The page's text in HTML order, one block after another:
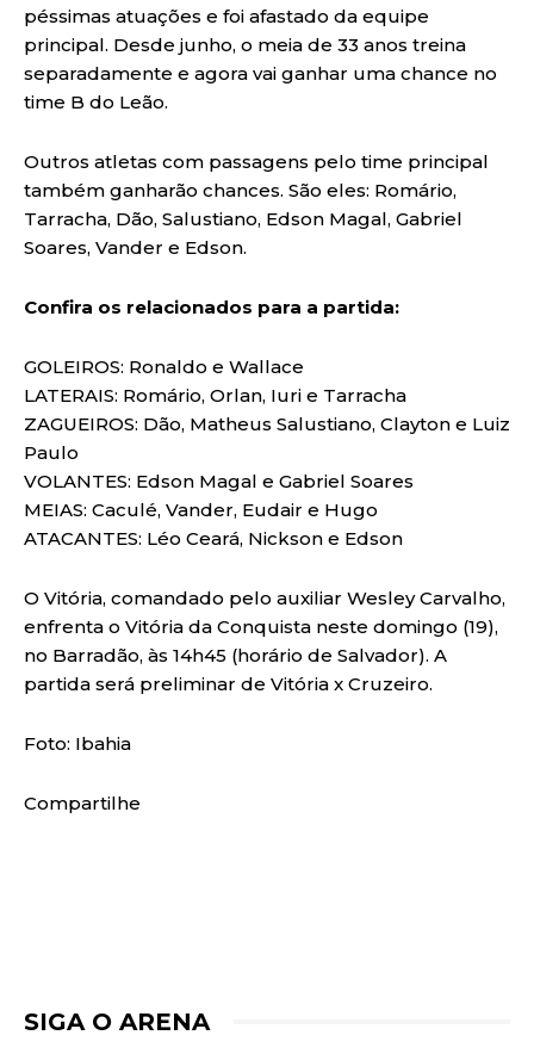
péssimas atuações e foi afastado da equipe
principal. Desde junho, o meia de 33 anos treina
separadamente e agora vai ganhar uma chance no
time B do Leão.
Outros atletas com passagens pelo time principal
também ganharão chances. São eles: Romário,
Tarracha, Dão, Salustiano, Edson Magal, Gabriel
Soares, Vander e Edson.
Confira os relacionados para a partida:
GOLEIROS: Ronaldo e Wallace
LATERAIS: Romário, Orlan, Iuri e Tarracha
ZAGUEIROS: Dão, Matheus Salustiano, Clayton e Luiz
Paulo
VOLANTES: Edson Magal e Gabriel Soares
MEIAS: Caculé, Vander, Eudair e Hugo
ATACANTES: Léo Ceará, Nickson e Edson
O Vitória, comandado pelo auxiliar Wesley Carvalho,
enfrenta o Vitória da Conquista neste domingo (19),
no Barradão, às 14h45 (horário de Salvador). A
partida será preliminar de Vitória x Cruzeiro.
Foto: Ibahia
Compartilhe
SIGA O ARENA